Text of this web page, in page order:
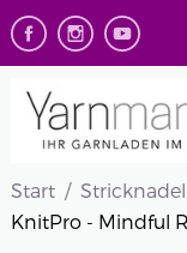
Start
KnitPro - Mindful